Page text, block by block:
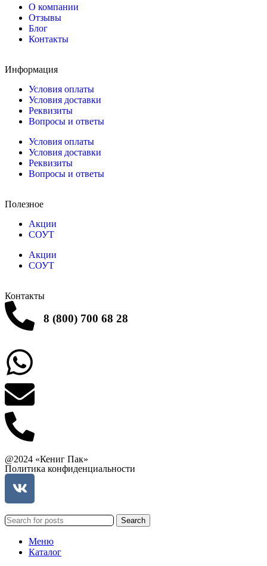
О компании
Отзывы
Блог
Контакты
Информация
Условия оплаты
Условия доставки
Реквизиты
Вопросы и ответы
Условия оплаты
Условия доставки
Реквизиты
Вопросы и ответы
Полезное
Акции
СОУТ
Акции
СОУТ
Контакты
8 (800) 700 68 28
@2024 «Кениг Пак»
Политика конфиденциальности
Search
Меню
Каталог